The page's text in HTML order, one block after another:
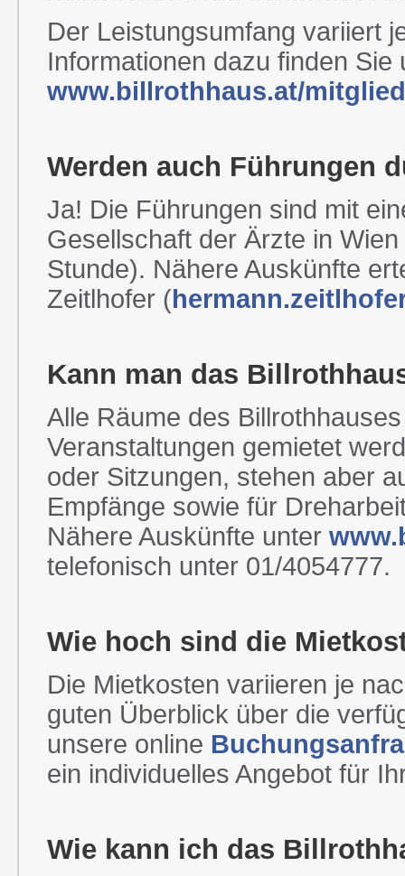
Der Leistungsumfang variiert
Informationen dazu finden Sie
www.billrothhaus.at/
Werden auch Führungen
Ja! Die Führungen sind mit
Gesellschaft der Ärzte in
Stunde). Nähere Auskünfte
Zeitlhofer (
Kann man das
Alle Räume des
Veranstaltungen gemietet
oder Sitzungen, stehen aber
Empfänge sowie für
Nähere Auskünfte unter
telefonisch unter 01/4054777.
Wie hoch sind die
Die Mietkosten variieren je
guten Überblick über die
unsere online
ein individuelles Angebot für
Wie kann ich das